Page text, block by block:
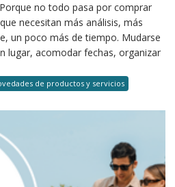
no todo pasa por comprar
necesitan más análisis, más
un poco más de tiempo. Mudarse
lugar, acomodar fechas, organizar
de productos y servicios